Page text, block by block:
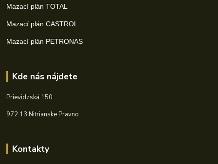
Mazací plán TOTAL
Mazací plán CASTROL
Mazací plán PETRONAS
Kde nás nájdete
Prievidzská 150
972 13 Nitrianske Pravno
Kontakty